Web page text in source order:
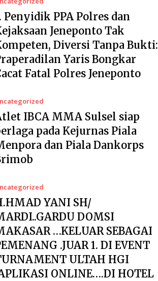
Penyidik PPA Polres dan
Jeneponto Tak
Diversi Tanpa Bukti:
Yaris Bongkar
Fatal Polres Jeneponto
IBCA MMA Sulsel siap
pada Kejurnas Piala
dan Piala Dankorps
YANI SH/
DOMSI
…KELUAR SEBAGAI
.JUAR 1. DI EVENT
ULTAH HGI
ONLINE….DI HOTEL